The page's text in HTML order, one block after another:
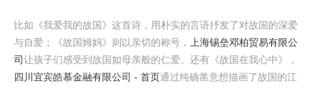
比如《我爱我的故国》这首诗，用朴实的言语抒发了对故国的深爱
与自爱；《故国姆妈》则以亲切的称号，
上海锡垒邓柏贸易有限公
司让孩子们感受到故国如母亲般的仁爱。还有《故国在我心中》，
四川宜宾皓慕金融有限公司 - 首页通过纯确凿意想描画了故国的江